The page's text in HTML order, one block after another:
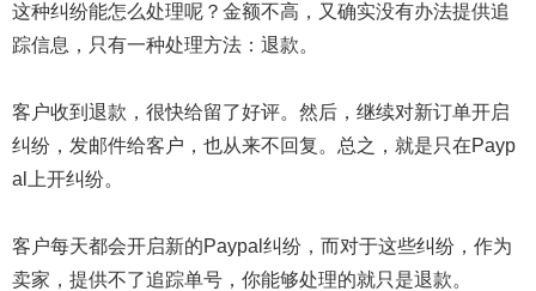
这种纠纷能怎么处理呢？金额不高，又确实没有办法提供追
踪信息，只有一种处理方法：退款。
客户收到退款，很快给留了好评。然后，继续对新订单开启
纠纷，发邮件给客户，也从来不回复。总之，就是只在Payp
al上开纠纷。
客户每天都会开启新的Paypal纠纷，而对于这些纠纷，作为
卖家，提供不了追踪单号，你能够处理的就只是退款。